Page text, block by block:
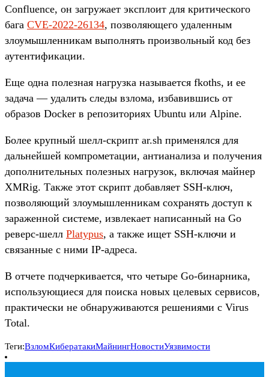
Confluence, он загружает эксплоит для критического
бага CVE-2022-26134, позволяющего удаленным
злоумышленникам выполнять произвольный код без
аутентификации.
Еще одна полезная нагрузка называется fkoths, и ее
задача — удалить следы взлома, избавившись от
образов Docker в репозиториях Ubuntu или Alpine.
Более крупный шелл-скрипт ar.sh применялся для
дальнейшей компрометации, антианализа и получения
дополнительных полезных нагрузок, включая майнер
XMRig. Также этот скрипт добавляет SSH-ключ,
позволяющий злоумышленникам сохранять доступ к
зараженной системе, извлекает написанный на Go
реверс-шелл Platypus, а также ищет SSH-ключи и
связанные с ними IP-адреса.
В отчете подчеркивается, что четыре Go-бинарника,
использующиеся для поиска новых целевых сервисов,
практически не обнаруживаются решениями с Virus
Total.
Теги:ВзломКибератакиМайнингНовостиУязвимости